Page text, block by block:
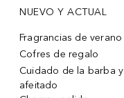
NUEVO Y ACTUAL
Fragrancias de verano
Cofres de regalo
Cuidado de la barba y
afeitado